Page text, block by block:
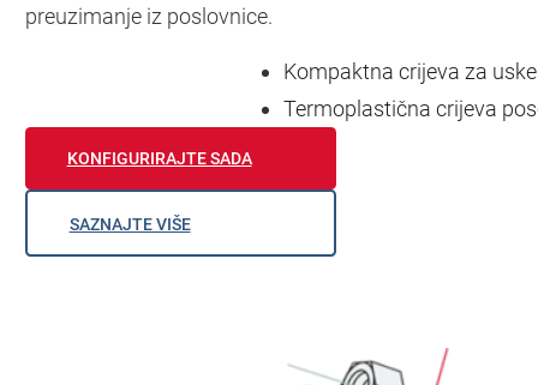
preuzimanje iz poslovnice.
Kompaktna crijeva za
Termoplastična crijeva
KONFIGURIRAJTE SADA
SAZNAJTE VIŠE